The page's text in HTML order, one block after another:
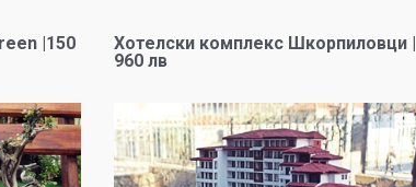
|150
Хотелски комплекс Шкорпиловци |
960 лв